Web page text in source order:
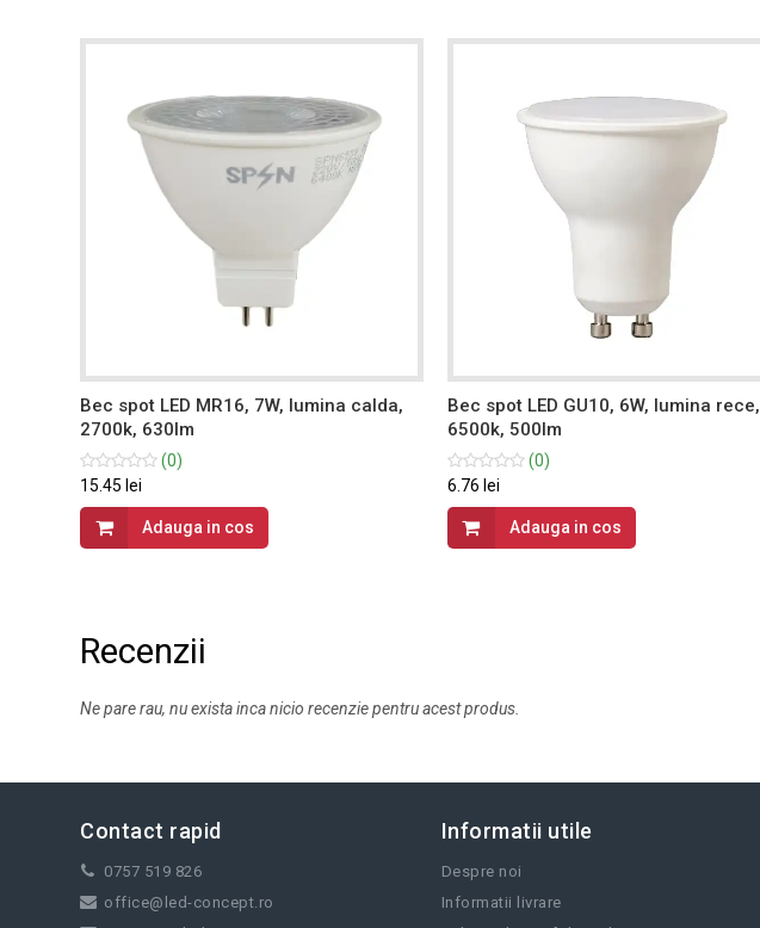
Bec spot LED MR16, 7W, lumina calda,
2700k, 630lm
(0)
15.45 lei
Adauga in cos
Bec spot LED GU10, 6W, lumina rece,
6500k, 500lm
(0)
6.76 lei
Adauga in cos
Recenzii
Ne pare rau, nu exista inca nicio recenzie pentru acest produs.
Contact rapid
0757 519 826
office@led-concept.ro
Informatii utile
Despre noi
Informatii livrare